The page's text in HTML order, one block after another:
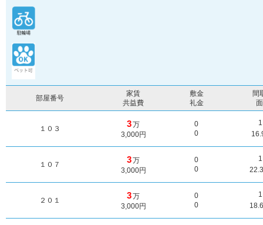
部屋番号
家賃
共益費
敷金
礼金
間
１０３ 3万
3,000円
0
0
１０７ 3万
3,000円
0
0
２０１ 3万
3,000円
0
0